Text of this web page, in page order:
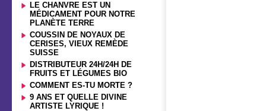
LE CHANVRE EST UN
MÉDICAMENT POUR NOTRE
PLANÈTE TERRE
COUSSIN DE NOYAUX DE
CERISES, VIEUX REMÈDE
SUISSE
DISTRIBUTEUR 24H/24H DE
FRUITS ET LÉGUMES BIO
COMMENT ES-TU MORTE ?
9 ANS ET QUELLE DIVINE
ARTISTE LYRIQUE !